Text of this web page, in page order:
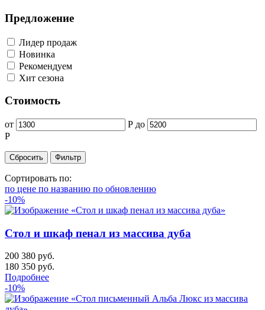
Предложение
Лидер продаж
Новинка
Рекомендуем
Хит сезона
Стоимость
от Р до
Р
Сортировать по:
по цене по названию по обновлению
-10%
Стол и шкаф пенал из массива дуба
200 380 руб.
180 350 руб.
Подробнее
-10%